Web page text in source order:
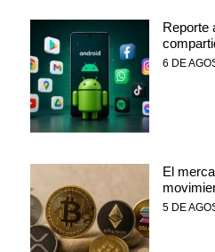
Reporte
6 DE
El
5 DE